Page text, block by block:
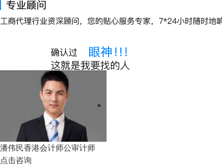
张琦高级会计师
点击咨询